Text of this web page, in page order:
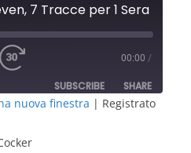
7 Tracce per 1 Sera #024
00:00 /
SUBSCRIBE SHARE
nuova finestra | Registrato